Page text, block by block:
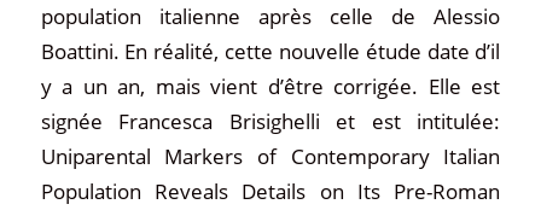
population italienne après celle de Alessio
Boattini. En réalité, cette nouvelle étude date d’il
y a un an, mais vient d’être corrigée. Elle est
signée Francesca Brisighelli et est intitulée:
Uniparental Markers of Contemporary Italian
Population Reveals Details on Its Pre-Roman